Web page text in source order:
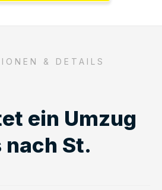
& DETAILS
ein Umzug
nach St.